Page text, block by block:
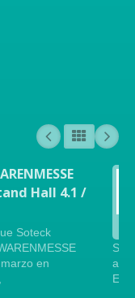
Hall 4.1 /
Soteck
en